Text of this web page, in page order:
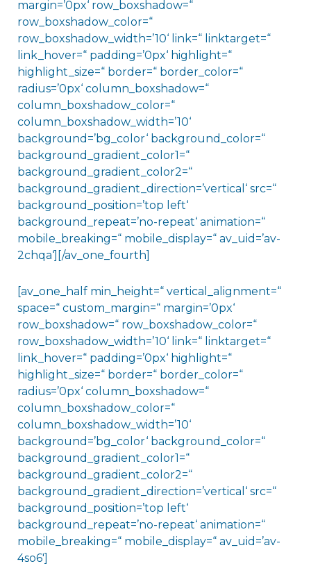
margin=’0px‘ row_boxshadow=“
row_boxshadow_color=“
row_boxshadow_width=’10‘ link=“ linktarget=“
link_hover=“ padding=’0px‘ highlight=“
highlight_size=“ border=“ border_color=“
radius=’0px‘ column_boxshadow=“
column_boxshadow_color=“
column_boxshadow_width=’10‘
background=’bg_color‘ background_color=“
background_gradient_color1=“
background_gradient_color2=“
background_gradient_direction=’vertical‘ src=“
background_position=’top left‘
background_repeat=’no-repeat‘ animation=“
mobile_breaking=“ mobile_display=“ av_uid=’av-
2chqa‘][/av_one_fourth]
[av_one_half min_height=“ vertical_alignment=“
space=“ custom_margin=“ margin=’0px‘
row_boxshadow=“ row_boxshadow_color=“
row_boxshadow_width=’10‘ link=“ linktarget=“
link_hover=“ padding=’0px‘ highlight=“
highlight_size=“ border=“ border_color=“
radius=’0px‘ column_boxshadow=“
column_boxshadow_color=“
column_boxshadow_width=’10‘
background=’bg_color‘ background_color=“
background_gradient_color1=“
background_gradient_color2=“
background_gradient_direction=’vertical‘ src=“
background_position=’top left‘
background_repeat=’no-repeat‘ animation=“
mobile_breaking=“ mobile_display=“ av_uid=’av-
4so6′]